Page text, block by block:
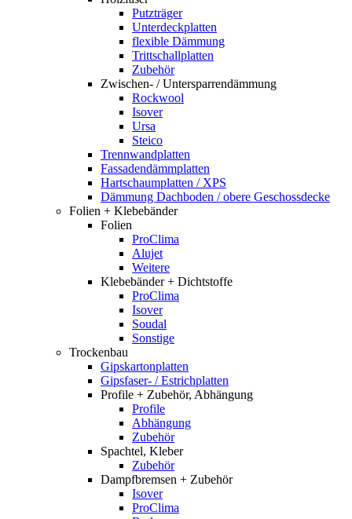
Putzträger
Unterdeckplatten
flexible Dämmung
Trittschallplatten
Zubehör
Zwischen- / Untersparrendämmung
Rockwool
Isover
Ursa
Steico
Trennwandplatten
Fassadendämmplatten
Hartschaumplatten / XPS
Dämmung Dachboden / obere Geschossdecke
Folien + Klebebänder
Folien
ProClima
Alujet
Weitere
Klebebänder + Dichtstoffe
ProClima
Isover
Soudal
Sonstige
Trockenbau
Gipskartonplatten
Gipsfaser- / Estrichplatten
Profile + Zubehör, Abhängung
Profile
Abhängung
Zubehör
Spachtel, Kleber
Zubehör
Dampfbremsen + Zubehör
Isover
ProClima